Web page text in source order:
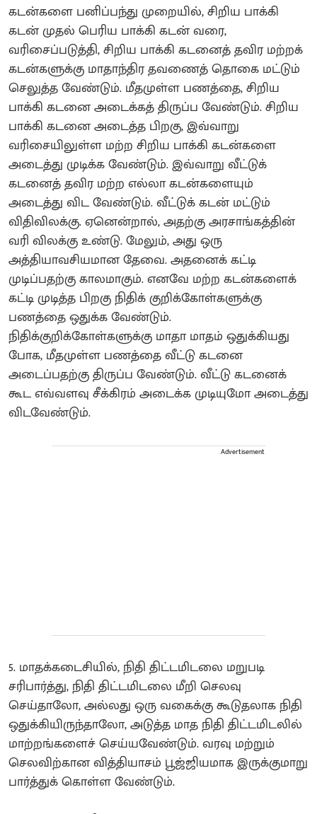
கடன்களை பனிப்பந்து முறையில், சிறிய பாக்கி
கடன் முதல் பெரிய பாக்கி கடன் வரை,
வரிசைப்படுத்தி, சிறிய பாக்கி கடனைத் தவிர மற்றக்
கடன்களுக்கு மாதாந்திர தவணைத் தொகை மட்டும்
செலுத்த வேண்டும். மீதமுள்ள பணத்தை, சிறிய
பாக்கி கடனை அடைக்கத் திருப்ப வேண்டும். சிறிய
பாக்கி கடனை அடைத்த பிறகு, இவ்வாறு
வரிசையிலுள்ள மற்ற சிறிய பாக்கி கடன்களை
அடைத்து முடிக்க வேண்டும். இவ்வாறு வீட்டுக்
கடனைத் தவிர மற்ற எல்லா கடன்களையும்
அடைத்து விட வேண்டும். வீட்டுக் கடன் மட்டும்
விதிவிலக்கு. ஏனென்றால், அதற்கு அரசாங்கத்தின்
வரி விலக்கு உண்டு. மேலும், அது ஒரு
அத்தியாவசியமான தேவை.‌ அதனைக் கட்டி
முடிப்பதற்கு காலமாகும். எனவே மற்ற கடன்களைக்
கட்டி முடித்த பிறகு நிதிக் குறிக்கோள்களுக்கு
பணத்தை ஒதுக்க வேண்டும்.
நிதிக்குறிக்கோள்களுக்கு மாதா மாதம் ஒதுக்கியது
போக, மீதமுள்ள பணத்தை வீட்டு கடனை
அடைப்பதற்கு திருப்ப வேண்டும். வீட்டு கடனைக்
கூட எவ்வளவு சீக்கிரம் அடைக்க முடியுமோ அடைத்து
விடவேண்டும்.
Advertisement
5. மாதக்கடைசியில், நிதி திட்டமிடலை மறுபடி
சரிபார்த்து, நிதி திட்டமிடலை மீறி செலவு
செய்தாலோ, அல்லது ஒரு வகைக்கு கூடுதலாக நிதி
ஒதுக்கியிருந்தாலோ, அடுத்த மாத நிதி திட்டமிடலில்
மாற்றங்களைச் செய்யவேண்டும். வரவு மற்றும்
செலவிற்கான வித்தியாசம் பூஜ்ஜியமாக இருக்குமாறு
பார்த்துக் கொள்ள வேண்டும்.